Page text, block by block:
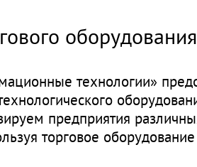
оборудования
технологии»
предприятия
торговое